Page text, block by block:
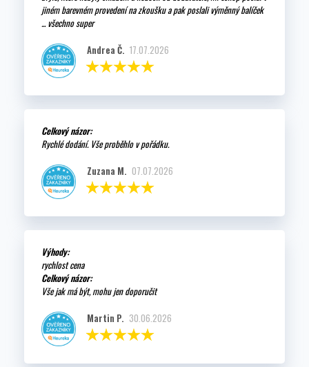
jiném barevném provedení na zkoušku a pak poslali výměnný balíček
... všechno super
Andrea Č. 17.07.2026
Celkový názor:
Rychlé dodání. Vše proběhlo v pořádku.
Zuzana M. 07.07.2026
Výhody:
rychlost cena
Celkový názor:
Vše jak má být, mohu jen doporučit
Martin P. 30.06.2026